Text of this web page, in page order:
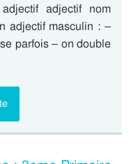
adjectif nom
adjectif masculin : –
parfois – on double